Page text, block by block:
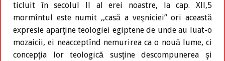
ticluit în secolul ll al erei noastre, la cap. Xll,5
mormîntul este numit ,,casă a veşniciei” ori această
expresie aparţine teologiei egiptene de unde au luat-o
mozaicii, ei neacceptînd nemurirea ca o nouă lume, ci
concepţia lor teologică susţine descompunerea şi